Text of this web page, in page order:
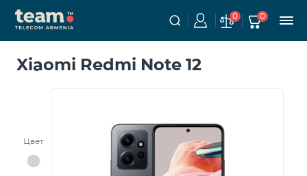
0 0
Xiaomi Redmi Note 12
Цвет